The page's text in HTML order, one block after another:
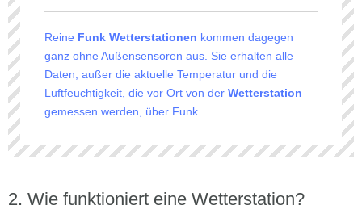
Reine Funk Wetterstationen kommen dagegen
ganz ohne Außensensoren aus. Sie erhalten alle
Daten, außer die aktuelle Temperatur und die
Luftfeuchtigkeit, die vor Ort von der Wetterstation
gemessen werden, über Funk.
Wie funktioniert eine Wetterstation?